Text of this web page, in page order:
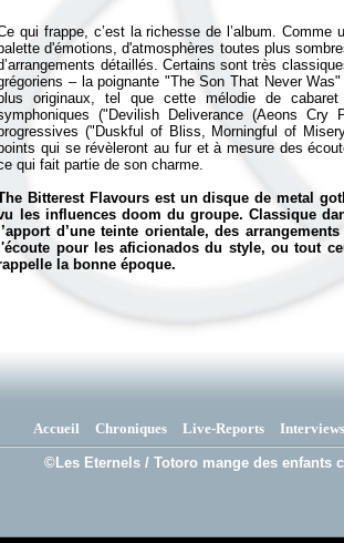
qui frappe, c’est la richesse de l’album. Comme
d'émotions, d'atmosphères toutes plus
détaillés. Certains sont très
– la poignante "The Son That Never
originaux, tel que cette mélodie de
("Devilish Deliverance (Aeons
("Duskful of Bliss, Morningful of
qui se révèleront au fur et à mesure des
qui fait partie de son charme.
Bitterest Flavours est un disque de metal
les influences doom du groupe. Classique
l’apport d’une teinte orientale, des
l'écoute pour les aficionados du style, ou tout
la bonne époque.
Accueil Chroniques Live-Reports Interviews
©Les Eternels / Totoro mange des enfants